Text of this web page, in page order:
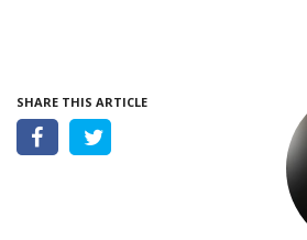
SHARE THIS ARTICLE